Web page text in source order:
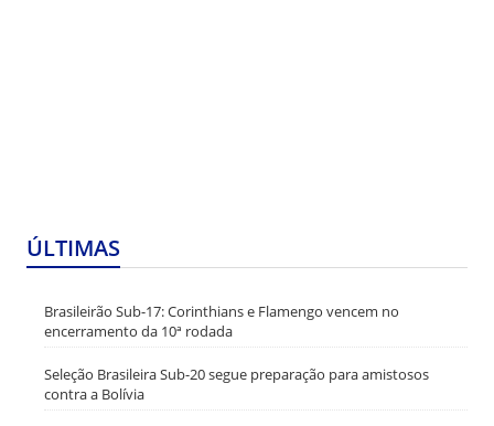
ÚLTIMAS
Brasileirão Sub-17: Corinthians e Flamengo vencem no
encerramento da 10ª rodada
Seleção Brasileira Sub-20 segue preparação para amistosos
contra a Bolívia